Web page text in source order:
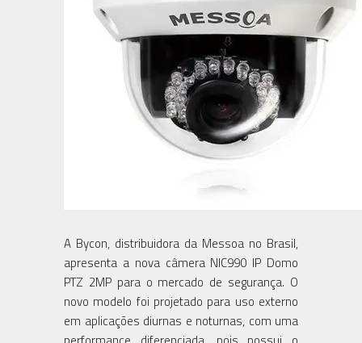
A Bycon, distribuidora da Messoa no Brasil,
apresenta a nova câmera NIC990 IP Domo
PTZ 2MP para o mercado de segurança. O
novo modelo foi projetado para uso externo
em aplicações diurnas e noturnas, com uma